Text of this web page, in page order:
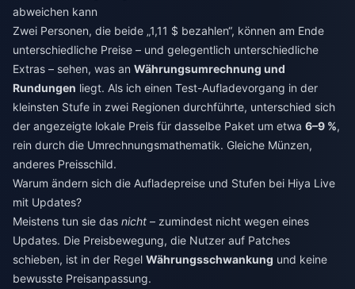
abweichen kann
Zwei Personen, die beide „1,11 $ bezahlen“, können am Ende
unterschiedliche Preise – und gelegentlich unterschiedliche
Extras – sehen, was an Währungsumrechnung und
Rundungen liegt. Als ich einen Test-Aufladevorgang in der
kleinsten Stufe in zwei Regionen durchführte, unterschied sich
der angezeigte lokale Preis für dasselbe Paket um etwa 6–9 %,
rein durch die Umrechnungsmathematik. Gleiche Münzen,
anderes Preisschild.
Warum ändern sich die Aufladepreise und Stufen bei Hiya Live
mit Updates?
Meistens tun sie das nicht – zumindest nicht wegen eines
Updates. Die Preisbewegung, die Nutzer auf Patches
schieben, ist in der Regel Währungsschwankung und keine
bewusste Preisanpassung.